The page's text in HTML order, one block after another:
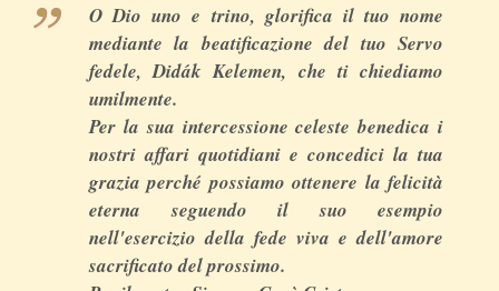
O Dio uno e trino, glorifica il tuo nome
mediante la beatificazione del tuo Servo
fedele, Didák Kelemen, che ti chiediamo
umilmente.
Per la sua intercessione celeste benedica i
nostri affari quotidiani e concedici la tua
grazia perché possiamo ottenere la felicità
eterna seguendo il suo esempio
nell'esercizio della fede viva e dell'amore
sacrificato del prossimo.